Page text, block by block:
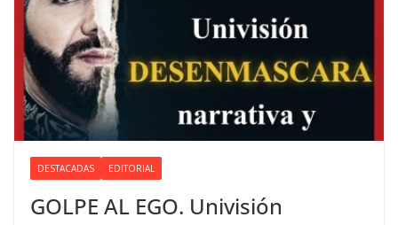
DESTACADAS EDITORIAL
GOLPE AL EGO. Univisión